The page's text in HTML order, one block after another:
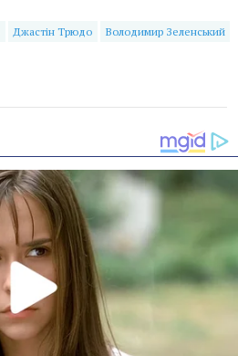
Джастін Трюдо
Володимир Зеленський